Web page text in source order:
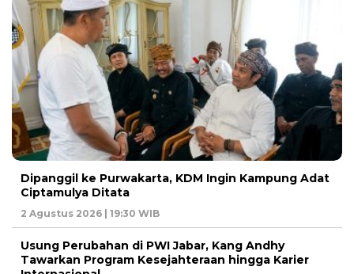
Dipanggil ke Purwakarta, KDM Ingin Kampung Adat
Ciptamulya Ditata
2 Agustus 2026 | 19:30 WIB
Usung Perubahan di PWI Jabar, Kang Andhy
Tawarkan Program Kesejahteraan hingga Karier